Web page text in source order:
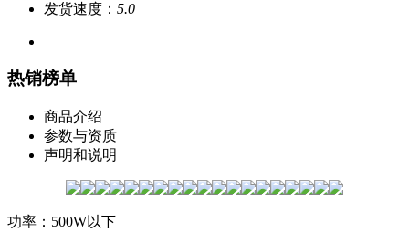
发货速度： 5.0
热销榜单
商品介绍
参数与资质
声明和说明
功率：500W以下